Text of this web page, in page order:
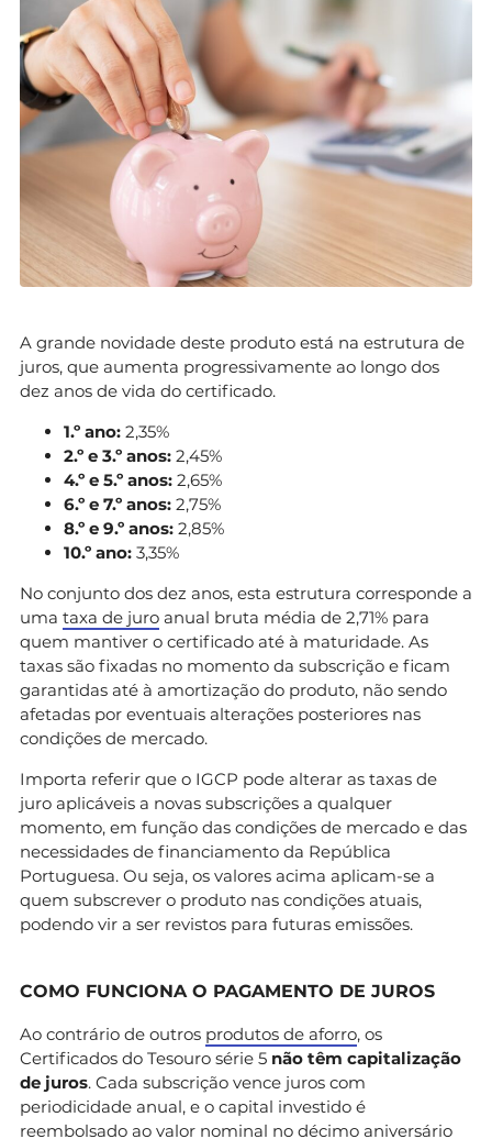
A grande novidade deste produto está na estrutura de
juros, que aumenta progressivamente ao longo dos
dez anos de vida do certificado.
1.º ano: 2,35%
2.º e 3.º anos: 2,45%
4.º e 5.º anos: 2,65%
6.º e 7.º anos: 2,75%
8.º e 9.º anos: 2,85%
10.º ano: 3,35%
No conjunto dos dez anos, esta estrutura corresponde a
uma taxa de juro anual bruta média de 2,71% para
quem mantiver o certificado até à maturidade. As
taxas são fixadas no momento da subscrição e ficam
garantidas até à amortização do produto, não sendo
afetadas por eventuais alterações posteriores nas
condições de mercado.
Importa referir que o IGCP pode alterar as taxas de
juro aplicáveis a novas subscrições a qualquer
momento, em função das condições de mercado e das
necessidades de financiamento da República
Portuguesa. Ou seja, os valores acima aplicam-se a
quem subscrever o produto nas condições atuais,
podendo vir a ser revistos para futuras emissões.
COMO FUNCIONA O PAGAMENTO DE JUROS
Ao contrário de outros produtos de aforro, os
Certificados do Tesouro série 5 não têm capitalização
de juros. Cada subscrição vence juros com
periodicidade anual, e o capital investido é
reembolsado ao valor nominal no décimo aniversário